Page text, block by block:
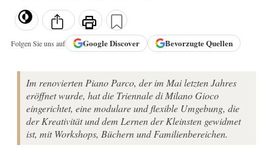
Folgen Sie uns auf GoogleDiscover Bevorzugte Quellen
Im renovierten Piano Parco, der im Mai letzten Jahres
eröffnet wurde, hat die Triennale di Milano Gioco
eingerichtet, eine modulare und flexible Umgebung, die
der Kreativität und dem Lernen der Kleinsten gewidmet
ist, mit Workshops, Büchern und Familienbereichen.